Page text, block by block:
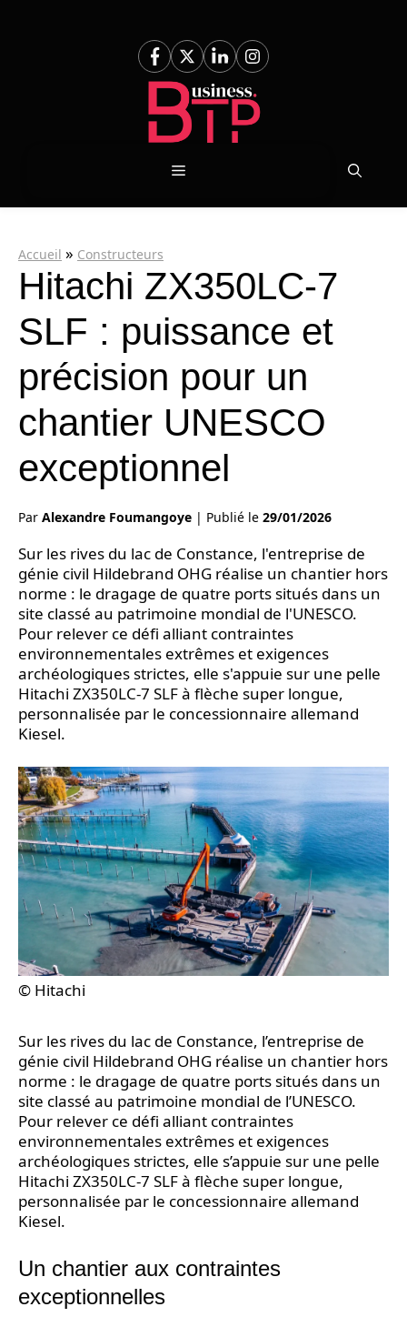
Menu
Accueil » Constructeurs
Hitachi ZX350LC-7
SLF : puissance et
précision pour un
chantier UNESCO
exceptionnel
Par Alexandre Foumangoye | Publié le 29/01/2026
Sur les rives du lac de Constance, l'entreprise de
génie civil Hildebrand OHG réalise un chantier hors
norme : le dragage de quatre ports situés dans un
site classé au patrimoine mondial de l'UNESCO.
Pour relever ce défi alliant contraintes
environnementales extrêmes et exigences
archéologiques strictes, elle s'appuie sur une pelle
Hitachi ZX350LC-7 SLF à flèche super longue,
personnalisée par le concessionnaire allemand
Kiesel.
© Hitachi
Sur les rives du lac de Constance, l’entreprise de
génie civil Hildebrand OHG réalise un chantier hors
norme : le dragage de quatre ports situés dans un
site classé au patrimoine mondial de l’UNESCO.
Pour relever ce défi alliant contraintes
environnementales extrêmes et exigences
archéologiques strictes, elle s’appuie sur une pelle
Hitachi ZX350LC-7 SLF à flèche super longue,
personnalisée par le concessionnaire allemand
Kiesel.
Un chantier aux contraintes
exceptionnelles